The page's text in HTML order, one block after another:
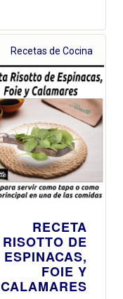
Recetas de Cocina
RECETA
RISOTTO DE
ESPINACAS,
FOIE Y
CALAMARES